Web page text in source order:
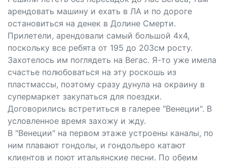
арендовать машину и ехать в ЛА и по дороге
остановиться на денек в Долине Смерти.
Прилетели, арендовали самый большой 4х4,
поскольку все ребята от 195 до 203см росту.
Захотелось им поглядеть на Вегас. Я-то уже имела
счастье полюбоваться на эту роскошь из
пластмассы, поэтому сразу дунула на окраину в
супермаркет закупаться для поездки.
Договорились встретиться в галерее "Венеции". В
условленное время захожу и жду.
В "Венеции" на первом этаже устроены каналы, по
ним плавают гондолы, и гондольеро катают
клиентов и поют итальянские песни. По обеим